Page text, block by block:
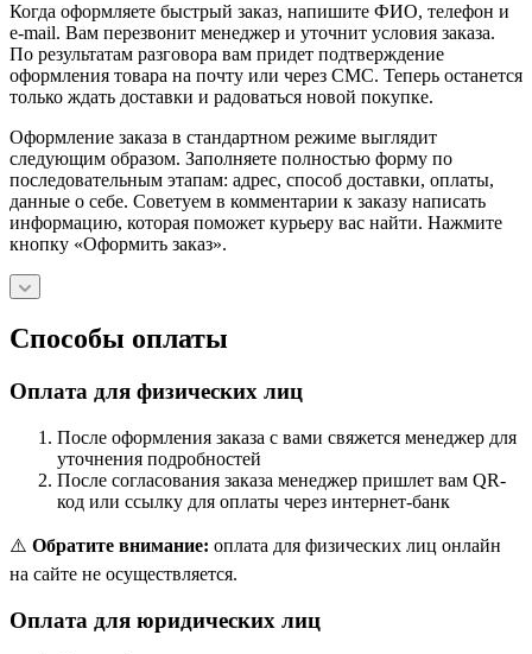
Когда оформляете быстрый заказ, напишите ФИО, телефон и
e-mail. Вам перезвонит менеджер и уточнит условия заказа.
По результатам разговора вам придет подтверждение
оформления товара на почту или через СМС. Теперь останется
только ждать доставки и радоваться новой покупке.
Оформление заказа в стандартном режиме выглядит
следующим образом. Заполняете полностью форму по
последовательным этапам: адрес, способ доставки, оплаты,
данные о себе. Советуем в комментарии к заказу написать
информацию, которая поможет курьеру вас найти. Нажмите
кнопку «Оформить заказ».
Способы оплаты
Оплата для физических лиц
После оформления заказа с вами свяжется менеджер для
уточнения подробностей
После согласования заказа менеджер пришлет вам QR-
код или ссылку для оплаты через интернет-банк
⚠️ Обратите внимание: оплата для физических лиц онлайн
на сайте не осуществляется.
Оплата для юридических лиц